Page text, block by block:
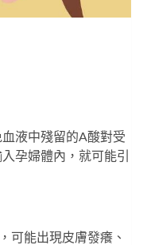
液中殘留的A酸對受
孕婦體內，就可能引
可能出現皮膚發癢、